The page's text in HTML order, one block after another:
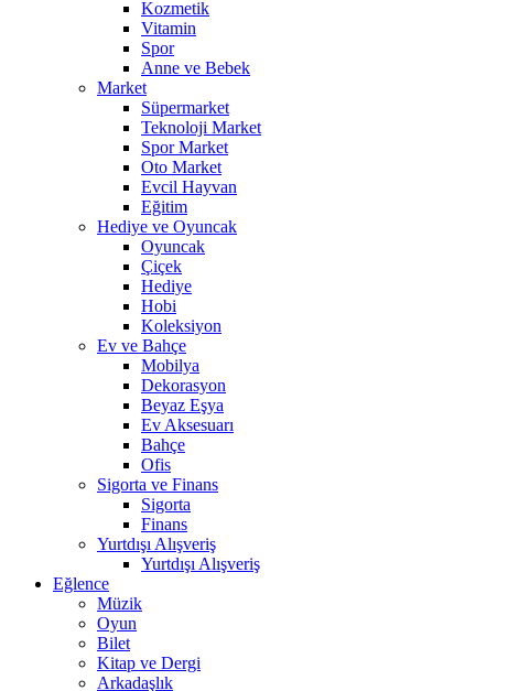
Kozmetik
Vitamin
Spor
Anne ve Bebek
Market
Süpermarket
Teknoloji Market
Spor Market
Oto Market
Evcil Hayvan
Eğitim
Hediye ve Oyuncak
Oyuncak
Çiçek
Hediye
Hobi
Koleksiyon
Ev ve Bahçe
Mobilya
Dekorasyon
Beyaz Eşya
Ev Aksesuarı
Bahçe
Ofis
Sigorta ve Finans
Sigorta
Finans
Yurtdışı Alışveriş
Yurtdışı Alışveriş
Eğlence
Müzik
Oyun
Bilet
Kitap ve Dergi
Arkadaşlık